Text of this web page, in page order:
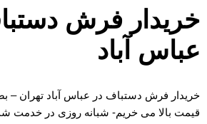
خریدار فرش
عباس آباد
خریدار فرش دستباف در عباس آباد تهران –
قیمت بالا می خریم- شبانه روزی در خدمت